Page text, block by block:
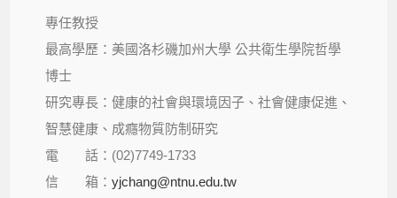
專任教授
最高學歷：美國洛杉磯加州大學 公共衛生學院哲學
博士
研究專長：健康的社會與環境因子、社會健康促進、
智慧健康、成癮物質防制研究
電 話：(02)7749-1733
信 箱：yjchang@ntnu.edu.tw